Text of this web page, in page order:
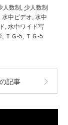
人数制 少人数制
水中ビデオ 水中
水中ワイド写
ＴＧ-5
ＴＧ-5
記事